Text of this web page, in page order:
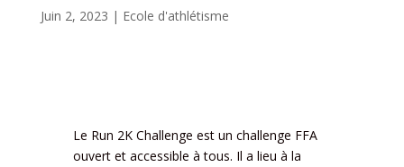
Juin 2, 2023 | Ecole d'athlétisme
Le Run 2K Challenge est un challenge FFA
ouvert et accessible à tous. Il a lieu à la